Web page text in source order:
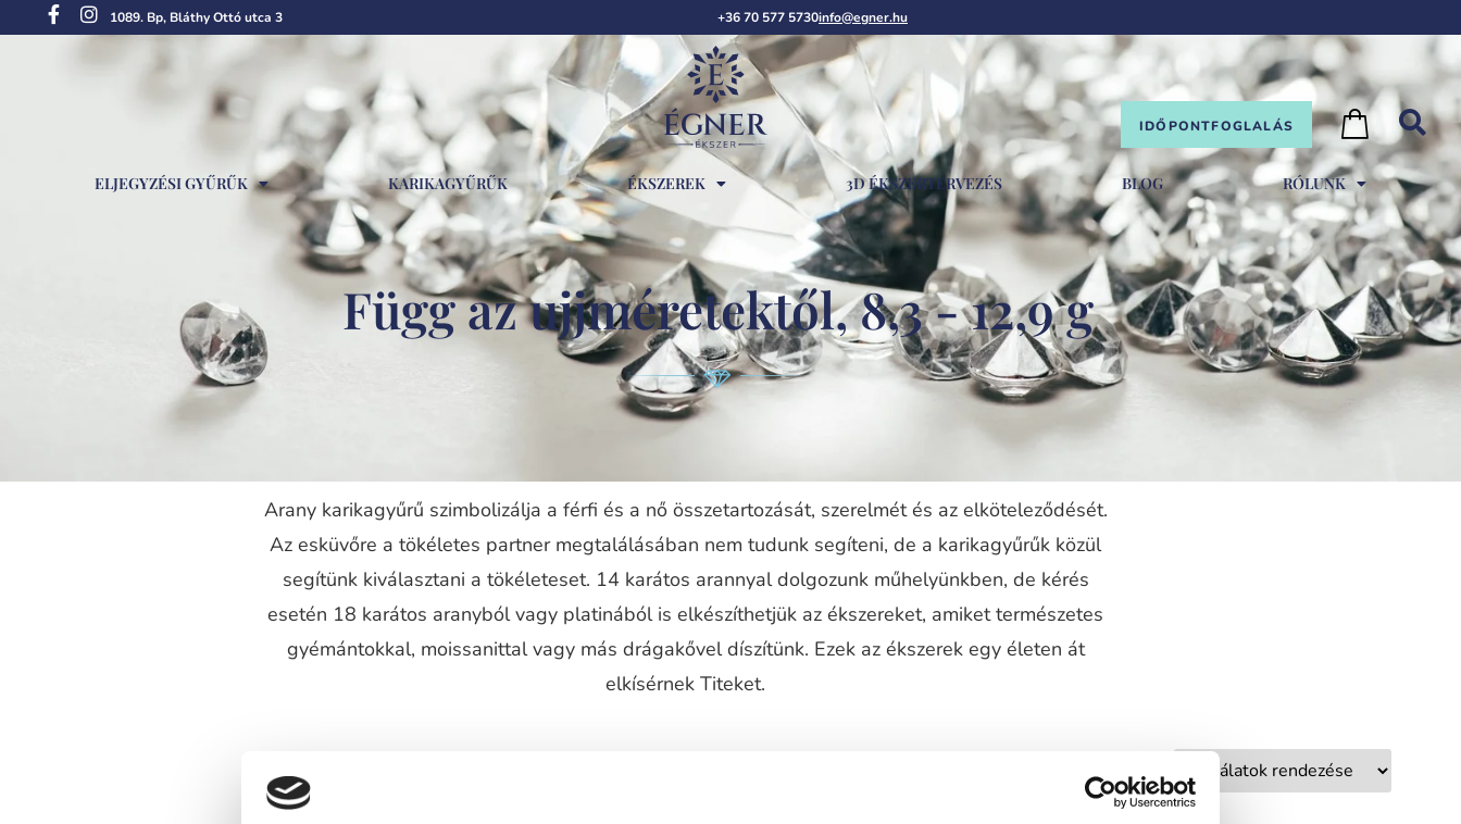
1089. Bp, Bláthy Ottó utca 3 +36 70 577 5730info@egner.hu
IDŐPONTFOGLALÁS
ELJEGYZÉSI GYŰRŰK KARIKAGYŰRŰK ÉKSZEREK 3D ÉKSZERTERVEZÉS BLOG RÓLUNK
Függ az ujjméretektől, 8,3 - 12,9 g
Arany karikagyűrű szimbolizálja a férfi és a nő összetartozását, szerelmét és az elköteleződését.
Az esküvőre a tökéletes partner megtalálásában nem tudunk segíteni, de a karikagyűrűk közül
segítünk kiválasztani a tökéleteset. 14 karátos arannyal dolgozunk műhelyünkben, de kérés
esetén 18 karátos aranyból vagy platinából is elkészíthetjük az ékszereket, amiket természetes
gyémántokkal, moissanittal vagy más drágakővel díszítünk. Ezek az ékszerek egy életen át
elkísérnek Titeket.